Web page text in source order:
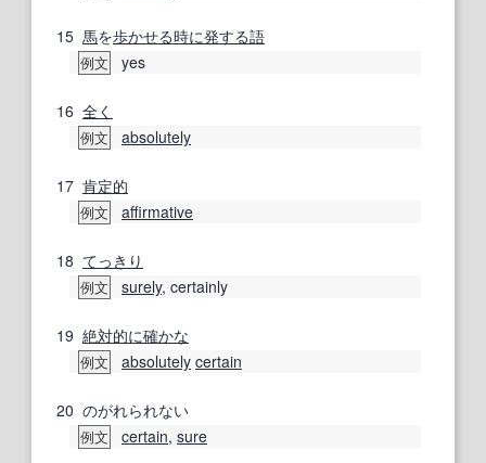
15 馬を歩かせる時に発する語
例文 yes
16 全く
例文 absolutely
17 肯定的
例文 affirmative
18 てっきり
例文 surely, certainly
19 絶対的に確かな
例文 absolutely certain
20 のがれられない
例文 certain, sure